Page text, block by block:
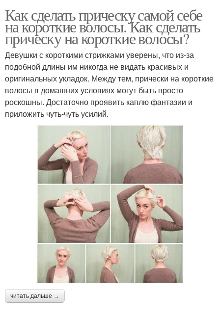
Как сделать прическу самой себе
на короткие волосы. Как сделать
прическу на короткие волосы?
Девушки с короткими стрижками уверены, что из-за
подобной длины им никогда не видать красивых и
оригинальных укладок. Между тем, прически на короткие
волосы в домашних условиях могут быть просто
роскошны. Достаточно проявить каплю фантазии и
приложить чуть-чуть усилий.
читать дальше →